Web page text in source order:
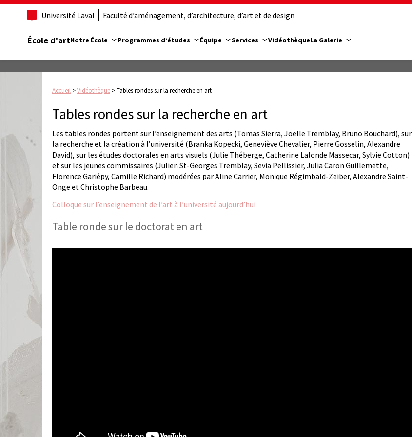
Université Laval Faculté d’aménagement, d’architecture, d’art et de design
École d'artNotre École Programmes d’études Équipe Services VidéothèqueLa Galerie
Accueil >Vidéothèque >Tables rondes sur la recherche en art
Tables rondes sur la recherche en art
Les tables rondes portent sur l’enseignement des arts (Tomas Sierra, Joëlle Tremblay, Bruno Bouchard), sur
la recherche et la création à l’université (Branka Kopecki, Geneviève Chevalier, Pierre Gosselin, Alexandre
David), sur les études doctorales en arts visuels (Julie Théberge, Catherine Lalonde Massecar, Sylvie Cotton)
et sur les jeunes commissaires (Julien St-Georges Tremblay, Sevia Pellissier, Julia Caron Guillemette,
Florence Gariépy, Camille Richard) modérées par Aline Carrier, Monique Régimbald-Zeiber, Alexandre Saint-
Onge et Christophe Barbeau.
Colloque sur l’enseignement de l’art à l’université aujourd’hui
Table ronde sur le doctorat en art